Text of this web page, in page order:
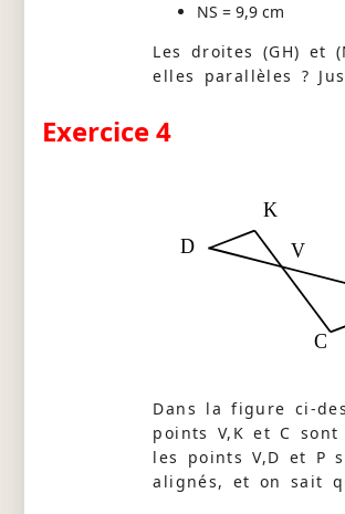
NS = 9,9 cm
Les droites (GH) et
elles parallèles ?
Exercice 4
V
C
K
D
Dans la figure ci-
points V,K et C sont
les points V,D et P
alignés, et on sait